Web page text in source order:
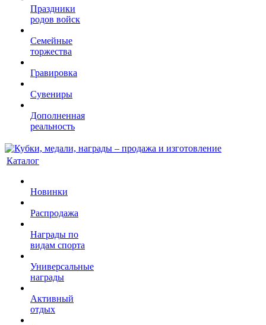
Праздники
родов войск
Семейные
торжества
Гравировка
Сувениры
Дополненная
реальность
Каталог
Новинки
Распродажа
Награды по
видам спорта
Универсальные
награды
Активный
отдых